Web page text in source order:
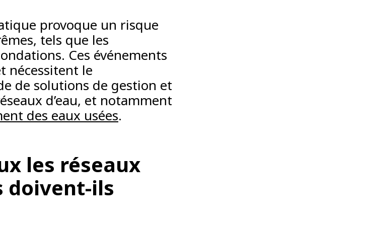
provoque un risque
tels que les
Ces événements
nécessitent le
de solutions de gestion et
d’eau, et notamment
des eaux usées.
les réseaux
doivent-ils